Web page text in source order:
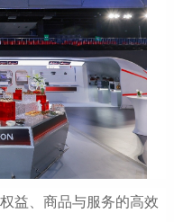
益、商品与服务的高效